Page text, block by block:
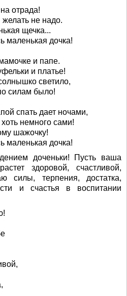
отрада!
не надо.
щечка...
маленькая дочка!
и папе.
и платье!
светило,
силам было!
спать дает ночами,
немного сами!
шажочку!
маленькая дочка!
доченьки! Пусть ваша
здоровой, счастливой,
терпения, достатка,
и счастья в воспитании